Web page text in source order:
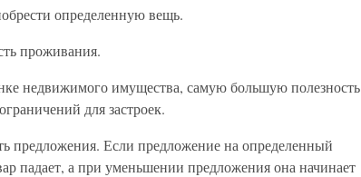
определенную вещь.
проживания.
недвижимого имущества, самую большую полезность
для застроек.
предложения. Если предложение на определенный
падает, а при уменьшении предложения она начинает